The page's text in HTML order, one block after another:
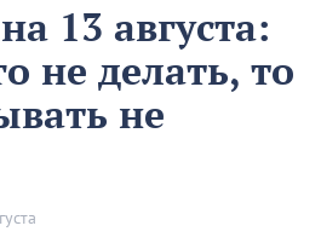
13 августа:
не делать, то
не